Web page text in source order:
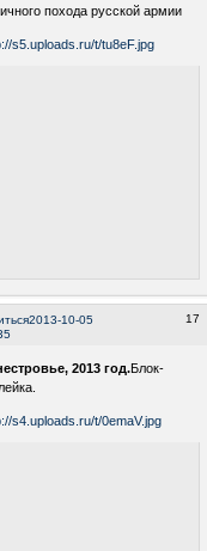
похода русской армии
17
2013-10-05
2013 год.Блок-